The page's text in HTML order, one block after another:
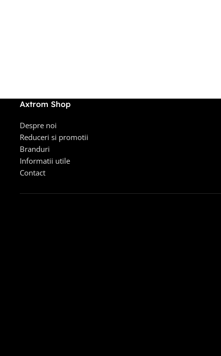
Axtrom Shop
Despre noi
Reduceri si promotii
Branduri
Informatii utile
Contact